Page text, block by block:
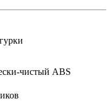
чистый ABS